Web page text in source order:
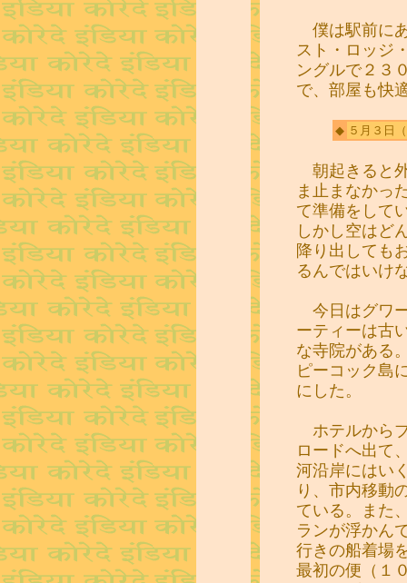
僕は駅前に
スト・ロッジ
ングルで２３
で、部屋も快
◆ ５月３日
朝起きると
ま止まなかっ
て準備をして
しかし空はど
降り出しても
るんではいけ
今日はグワ
ーティーは古
な寺院がある
ピーコック島
にした。
ホテルから
ロードへ出て
河沿岸にはい
り、市内移動
ている。また
ランが浮かん
行きの船着場
最初の便（１